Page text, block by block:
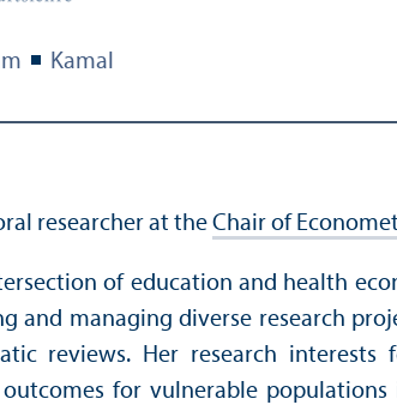
Kamal
researcher at theChair of
of education and health
and managing diverse research
reviews. Her research interests
for vulnerable populations